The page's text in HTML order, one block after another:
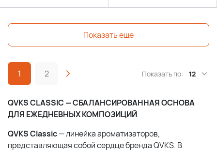
Показать еще
1 2 Показать по: 12
QVKS CLASSIC — СБАЛАНСИРОВАННАЯ ОСНОВА
ДЛЯ ЕЖЕДНЕВНЫХ КОМПОЗИЦИЙ
QVKS Classic— линейка ароматизаторов,
представляющая собой сердце бренда QVKS. В